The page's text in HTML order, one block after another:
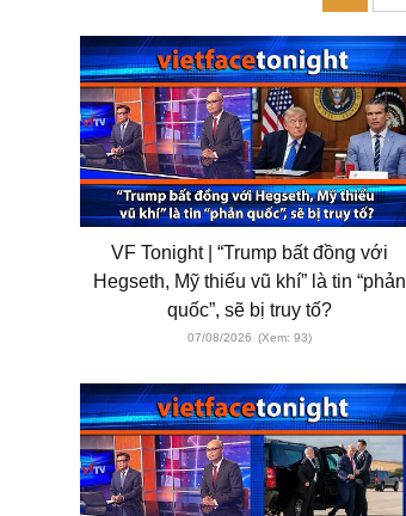
VF Tonight | “Trump bất đồng với
Hegseth, Mỹ thiếu vũ khí” là tin “phản
quốc”, sẽ bị truy tố?
07/08/2026 (Xem: 93)